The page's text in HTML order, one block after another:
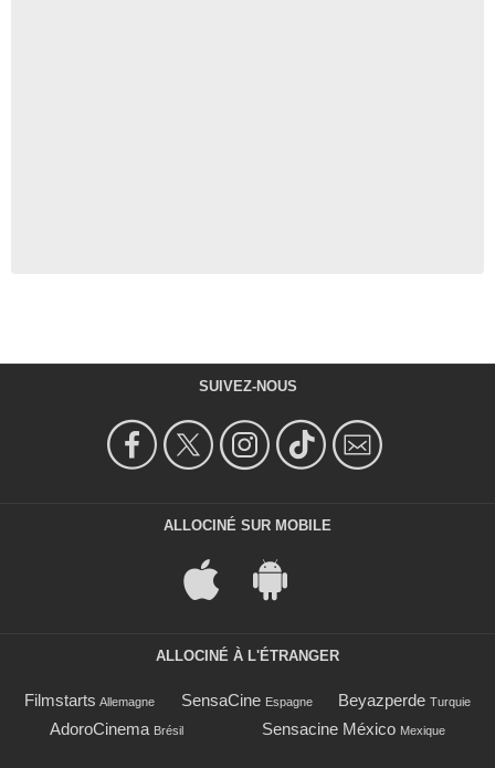
SUIVEZ-NOUS
ALLOCINÉ SUR MOBILE
ALLOCINÉ À L'ÉTRANGER
Filmstarts Allemagne SensaCine Espagne Beyazperde Turquie
AdoroCinema Brésil Sensacine México Mexique